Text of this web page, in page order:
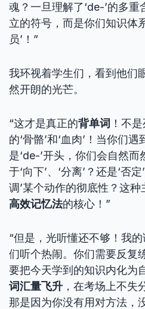
魂？一旦理解了‘de-’的多
立的符号，而是你们知识体
员’！”
我环视着学生们，看到他们
然开朗的光芒。
“这才是真正的背单词 ！不
的‘骨骼’和‘血肉’！当你们
是‘de-’开头，你们会自然而
于‘向下’、‘分离’？还是‘否
调’某个动作的彻底性？这
高效记忆法的核心！”
“但是，光听懂还不够！我
们听个热闹。你们需要反复
要把今天学到的知识内化为
词汇量飞升 ，在考场上不失
那是因为你没有用对方法，